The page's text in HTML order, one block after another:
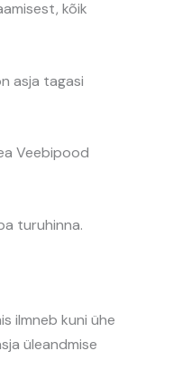
kõik
asja tagasi
Veebipood
turuhinna.
ilmneb kuni ühe
üleandmise